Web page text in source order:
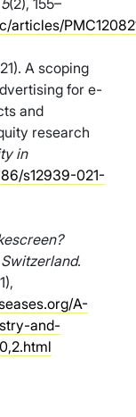
(2), 155–
articles/
A scoping
for e-
and
research
in
s12939-021-
.
A-
and-